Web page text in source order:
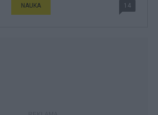
NAUKA 14